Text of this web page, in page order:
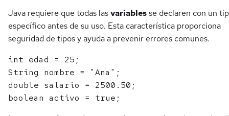
Java requiere que todas lasvariablesse declaren con un
específico antes de su uso. Esta característica proporciona
seguridad de tipos y ayuda a prevenir errores comunes.
int edad = 25;
String nombre = "Ana";
double salario = 2500.50;